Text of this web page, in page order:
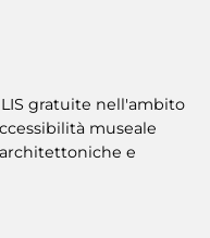
gratuite nell'ambito
museale
e